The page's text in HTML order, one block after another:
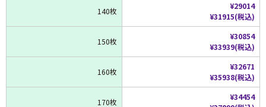
140枚
¥29014
¥31915(税込)
150枚
¥30854
¥33939(税込)
160枚
¥32671
¥35938(税込)
170枚
¥34454